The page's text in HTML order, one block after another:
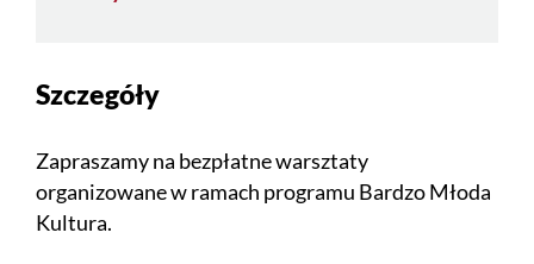
Szczegóły
Zapraszamy na bezpłatne warsztaty
organizowane w ramach programu Bardzo Młoda
Kultura.